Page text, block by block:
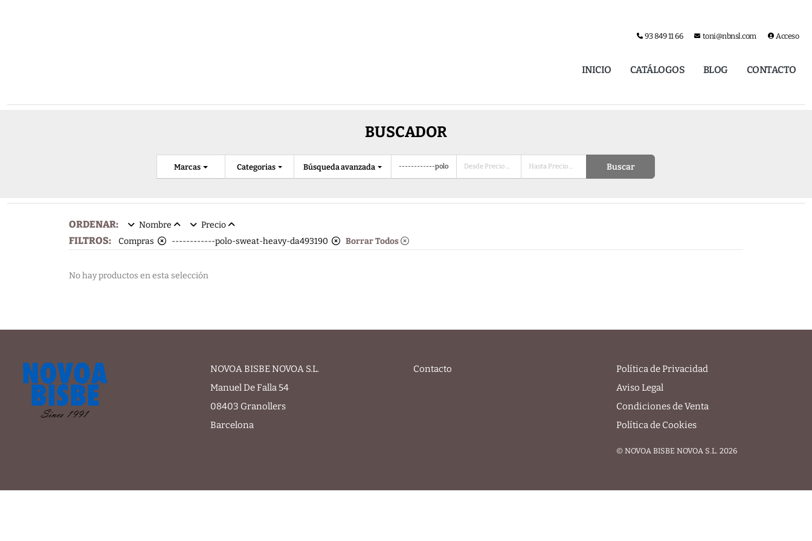
93 849 11 66 toni@nbnsl.com Acceso
INICIO CATÁLOGOS BLOG CONTACTO
BUSCADOR
Categorias
Marcas Búsqueda avanzada Buscar
ORDENAR: Nombre Precio
FILTROS: Compras ------------polo-sweat-heavy-da493190 Borrar Todos
No hay productos en esta selección
NOVOA BISBE NOVOA S.L.
Manuel De Falla 54
08403 Granollers
Barcelona
Contacto
Política de Privacidad
Aviso Legal
Condiciones de Venta
Política de Cookies
© NOVOA BISBE NOVOA S.L. 2026